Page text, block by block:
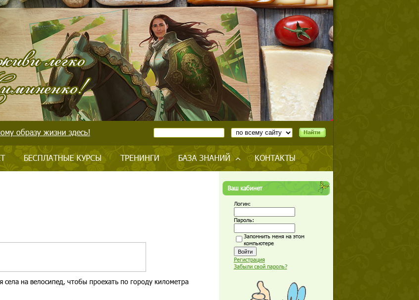
образу жизни здесь!
БЕСПЛАТНЫЕ КУРСЫ ТРЕНИНГИ БАЗА ЗНАНИЙ КОНТАКТЫ
села на велосипед, чтобы проехать по городу километра
Ваш кабинет
Логин:
Пароль:
Запомнить меня на этом
компьютере
Регистрация
Забыли свой пароль?